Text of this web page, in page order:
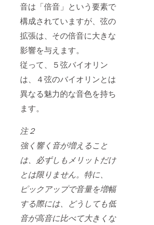
音は「倍音」という要素で
構成されていますが、弦の
拡張は、その倍音に大きな
影響を与えます。
従って、５弦バイオリン
は、４弦のバイオリンとは
異なる魅力的な音色を持ち
ます。
注２
強く響く音が増えること
は、必ずしもメリットだけ
とは限りません。特に、
ピックアップで音量を増幅
する際には、どうしても低
音が高音に比べて大きくな